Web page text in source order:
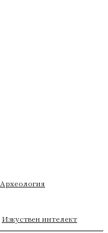
Археология
Изкуствен интелект